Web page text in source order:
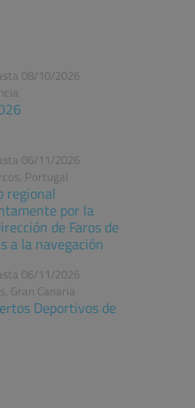
08/10/2026
06/11/2026
Portugal
regional
por la
de Faros de
a la navegación
06/11/2026
Gran Canaria
Deportivos de